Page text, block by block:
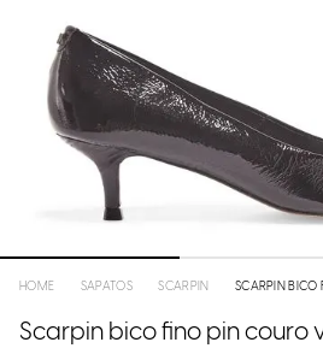
SAPATOS SCARPIN
Scarpin bico fino pin couro